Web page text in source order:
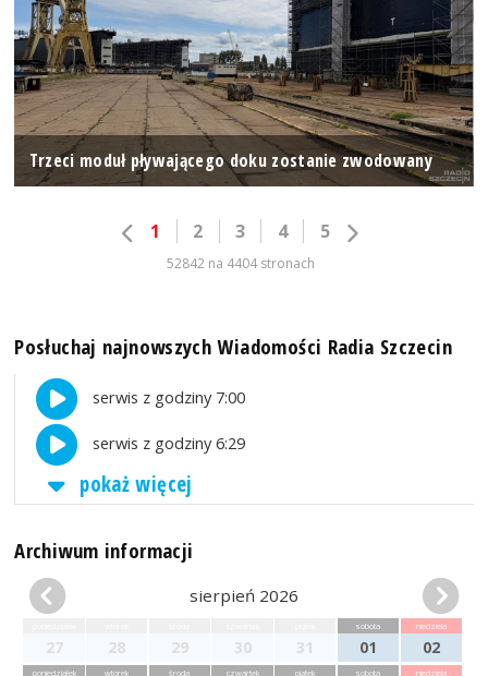
Trzeci moduł pływającego doku zostanie zwodowany
1 2 3 4 5
52842 na 4404 stronach
Posłuchaj najnowszych Wiadomości Radia Szczecin
serwis z godziny 7:00
serwis z godziny 6:29
pokaż więcej
Archiwum informacji
sierpień 2026
27 28 29 30 31
sobota
01
niedziela
02
poniedziałek wtorek środa czwartek piątek sobota niedziela